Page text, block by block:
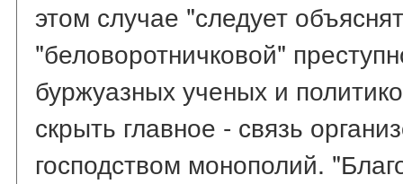
этом случае "следует
"беловоротничковой"
буржуазных ученых и
скрыть главное - связь
господством монополий.